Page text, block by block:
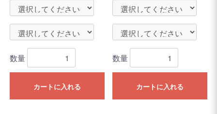
数量
カートに入れる
数量
カートに入れる